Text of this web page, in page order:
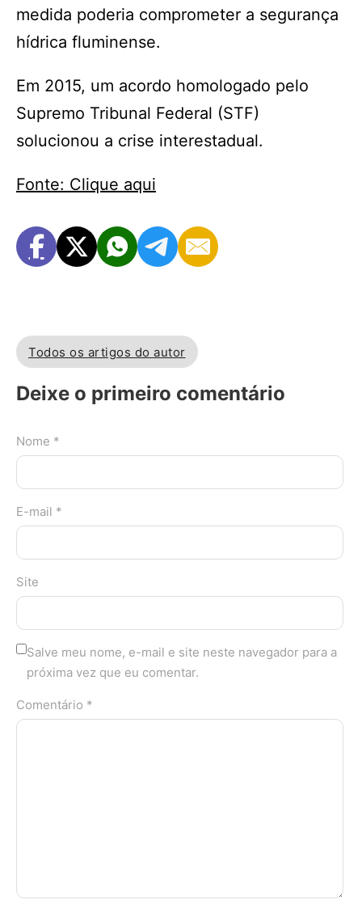
medida poderia comprometer a segurança
hídrica fluminense.
Em 2015, um acordo homologado pelo
Supremo Tribunal Federal (STF)
solucionou a crise interestadual.
Fonte: Clique aqui
Todos os artigos do autor
Deixe o primeiro comentário
Nome *
E-mail *
Site
Salve meu nome, e-mail e site neste navegador para a
próxima vez que eu comentar.
Comentário *